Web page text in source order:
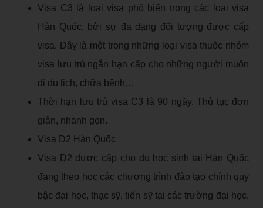
Visa C3 là loại visa phổ biển trong các loại visa
Hàn Quốc, bởi sự đa dạng đối tượng được cấp
visa. Đây là một trong những loại visa thuộc nhóm
visa lưu trú ngắn hạn cấp cho những người muốn
đi du lịch, chữa bệnh…
Thời hạn lưu trú visa C3 là 90 ngày. Thủ tục đơn
giản, nhanh gọn.
Visa D2 Hàn Quốc
Visa D2 được cấp cho du học sinh tại Hàn Quốc
đang theo học các chương trình đào tạo chính quy
bậc đại học, thạc sỹ, tiến sỹ tại các trường đại học,